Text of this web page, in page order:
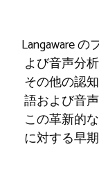
Langaware
よび音声分
その他の認
語および音
この革新的
に対する早